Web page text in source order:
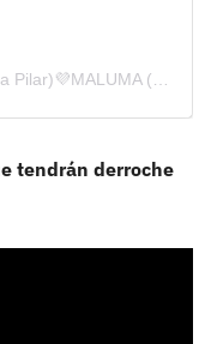
A post shared by spain.maluma 💜(Maria Pilar)💜MALUMA (@spain.m4luma)
tendrán derroche